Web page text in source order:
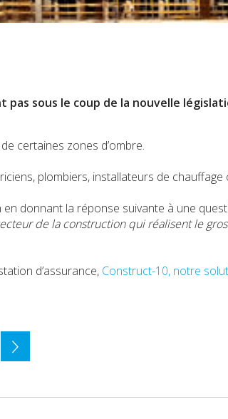
sous le coup de la nouvelle
certaines zones d’ombre.
plombiers, installateurs de
donnant la réponse suivante à une
de la construction qui réalisent le
d’assurance, Construct-10, notre